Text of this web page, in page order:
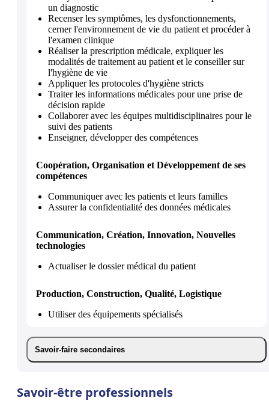
un diagnostic
Recenser les symptômes, les dysfonctionnements,
cerner l'environnement de vie du patient et procéder à
l'examen clinique
Réaliser la prescription médicale, expliquer les
modalités de traitement au patient et le conseiller sur
l'hygiène de vie
Appliquer les protocoles d'hygiène stricts
Traiter les informations médicales pour une prise de
décision rapide
Collaborer avec les équipes multidisciplinaires pour le
suivi des patients
Enseigner, développer des compétences
Coopération, Organisation et Développement de ses
compétences
Communiquer avec les patients et leurs familles
Assurer la confidentialité des données médicales
Communication, Création, Innovation, Nouvelles
technologies
Actualiser le dossier médical du patient
Production, Construction, Qualité, Logistique
Utiliser des équipements spécialisés
Savoir-faire secondaires
Savoir-être professionnels